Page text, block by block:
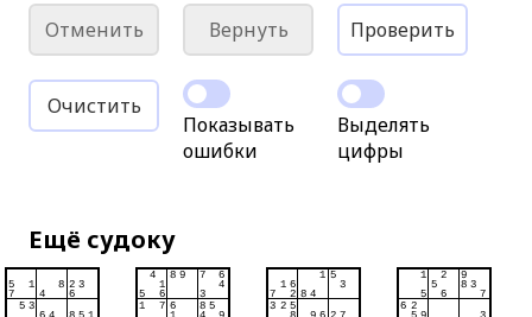
Отменить Вернуть Проверить
Очистить
Показывать
ошибки
Выделять
цифры
Ещё судоку